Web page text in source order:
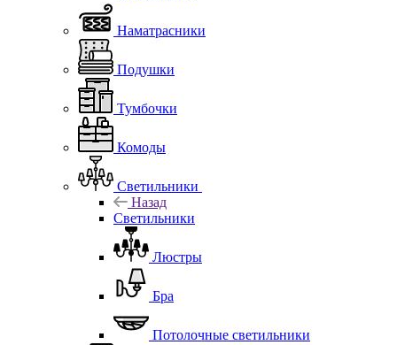
Наматрасники
Подушки
Тумбочки
Комоды
Светильники
Назад
Светильники
Люстры
Бра
Потолочные светильники